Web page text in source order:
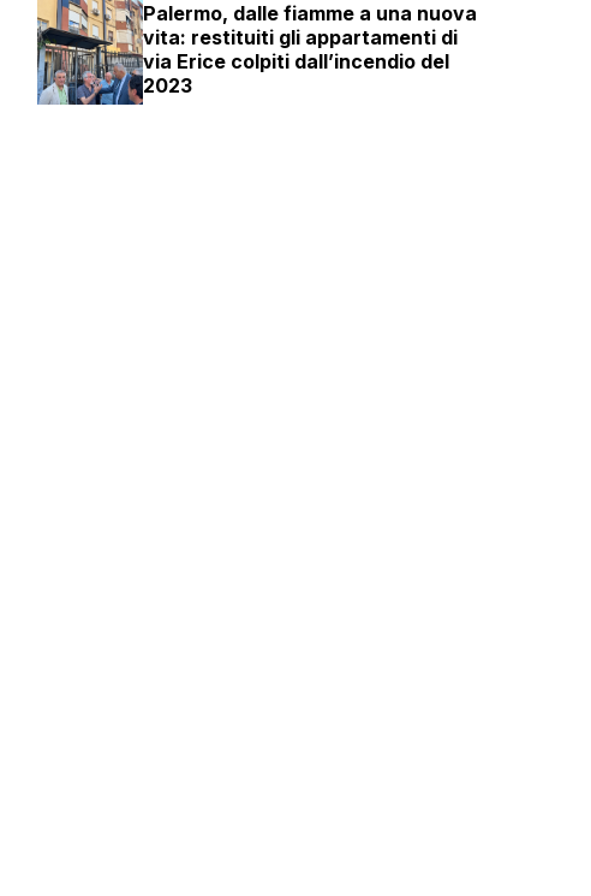
Palermo, dalle fiamme a una nuova
vita: restituiti gli appartamenti di
via Erice colpiti dall’incendio del
2023